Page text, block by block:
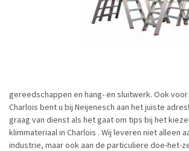
gereedschappen en hang- en sluitwerk. Ook
Charlois bent u bij Neijenesch aan het juiste
graag van dienst als het gaat om tips bij het
klimmateriaal in Charlois . Wij leveren niet alleen
industrie, maar ook aan de particuliere doe-het-